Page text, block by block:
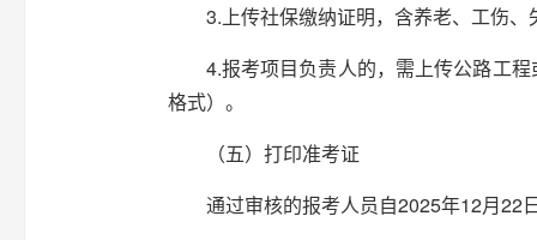
3.上传社保缴纳证明，含养老、工伤
4.报考项目负责人的，需上传公路工
格式）。
（五）打印准考证
通过审核的报考人员自2025年12月22